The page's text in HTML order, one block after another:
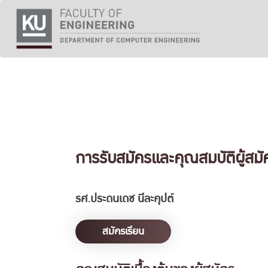
content
การรับสมัครและคุณสมบัติผู้สมั
รศ.ประดนเดช นีละคุปต์
สมัครเรียน